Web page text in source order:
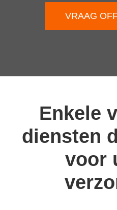
VRAAG
Enkele
diensten
voor